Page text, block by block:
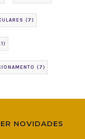
(7)
(7)
NOVIDADES